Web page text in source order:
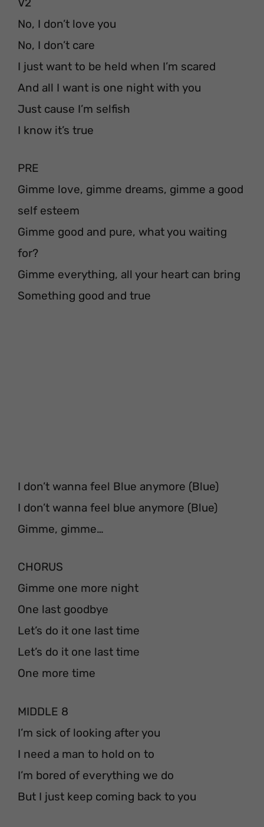
No, I don’t love you
No, I don’t care
I just want to be held when I’m scared
And all I want is one night with you
Just cause I’m selfish
I know it’s true
PRE
Gimme love, gimme dreams, gimme a good
self esteem
Gimme good and pure, what you waiting
for?
Gimme everything, all your heart can bring
Something good and true
I don’t wanna feel Blue anymore (Blue)
I don’t wanna feel blue anymore (Blue)
Gimme, gimme…
CHORUS
Gimme one more night
One last goodbye
Let’s do it one last time
Let’s do it one last time
One more time
MIDDLE 8
I’m sick of looking after you
I need a man to hold on to
I’m bored of everything we do
But I just keep coming back to you